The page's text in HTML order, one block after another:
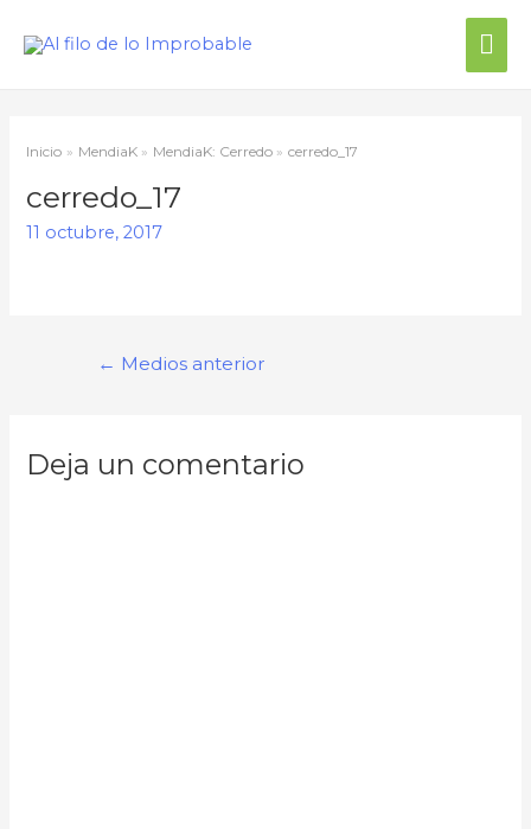
Inicio MendiaK MendiaK: Cerredo cerredo_17
cerredo_17
11 octubre, 2017
← Medios anterior
Deja un comentario